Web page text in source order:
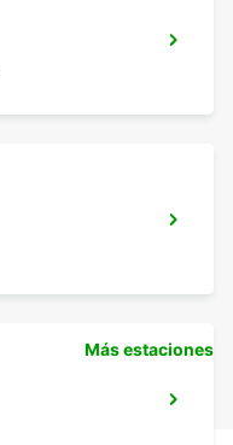
Más estaciones